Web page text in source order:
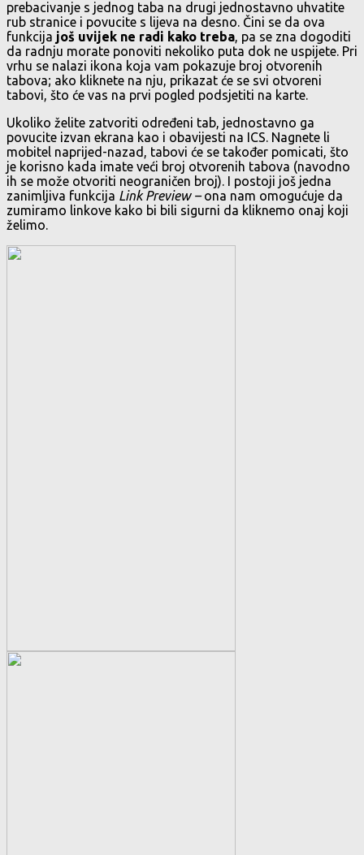
prebacivanje s jednog taba na drugi jednostavno uhvatite
rub stranice i povucite s lijeva na desno. Čini se da ova
funkcija još uvijek ne radi kako treba, pa se zna dogoditi
da radnju morate ponoviti nekoliko puta dok ne uspijete. Pri
vrhu se nalazi ikona koja vam pokazuje broj otvorenih
tabova; ako kliknete na nju, prikazat će se svi otvoreni
tabovi, što će vas na prvi pogled podsjetiti na karte.
Ukoliko želite zatvoriti određeni tab, jednostavno ga
povucite izvan ekrana kao i obavijesti na ICS. Nagnete li
mobitel naprijed-nazad, tabovi će se također pomicati, što
je korisno kada imate veći broj otvorenih tabova (navodno
ih se može otvoriti neograničen broj). I postoji još jedna
zanimljiva funkcija Link Preview –ona nam omogućuje da
zumiramo linkove kako bi bili sigurni da kliknemo onaj koji
želimo.